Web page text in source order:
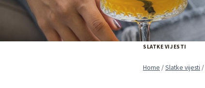
Home /Slatke vijesti /
SLATKE VIJESTI